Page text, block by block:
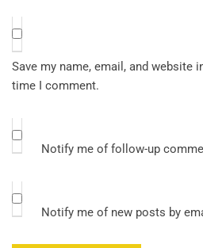
Save my name, email, and website
time I comment.
Notify me of follow-up
Notify me of new posts by